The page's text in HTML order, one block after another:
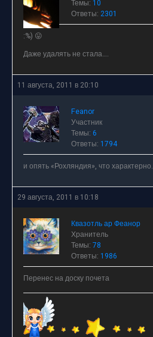
Темы: 10
Ответы: 2301
:%) 😛
Даже удалять не стала….
11 августа, 2011 в 20:10
Feanor
Участник
Темы: 6
Ответы: 1794
и опять «Рохляндия», что характерно.
29 августа, 2011 в 10:18
Квазотль ар Феанор
Хранитель
Темы: 78
Ответы: 1986
Перенес на доску почета